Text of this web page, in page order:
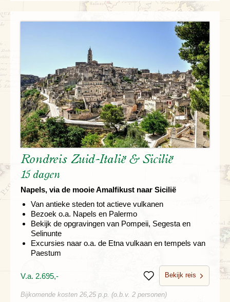
Rondreis Zuid-Italië & Sicilië
15 dagen
Napels, via de mooie Amalfikust naar Sicilië
Van antieke steden tot actieve vulkanen
Bezoek o.a. Napels en Palermo
Bekijk de opgravingen van Pompeii, Segesta en
Selinunte
Excursies naar o.a. de Etna vulkaan en tempels van
Paestum
V.a. 2.695,- BewarenBekijk reis
Bijkomende kosten 26,25 p.p. (o.b.v. 2 personen)